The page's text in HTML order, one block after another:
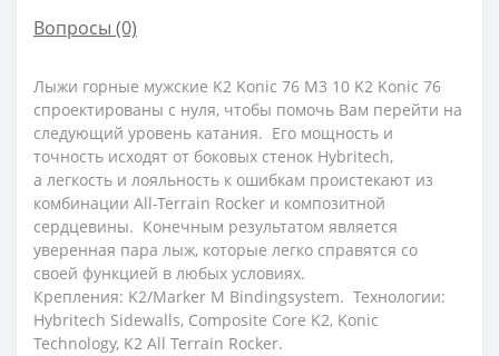
Вопросы (0)
Лыжи горные мужские K2 Konic 76 M3 10 K2 Konic 76
спроектированы с нуля, чтобы помочь Вам перейти на
следующий уровень катания. Его мощность и
точность исходят от боковых стенок Hybritech,
а легкость и лояльность к ошибкам проистекают из
комбинации All-Terrain Rocker и композитной
сердцевины. Конечным результатом является
уверенная пара лыж, которые легко справятся со
своей функцией в любых условиях.
Крепления: K2/Marker M Bindingsystem. Технологии:
Hybritech Sidewalls, Composite Core K2, Konic
Technology, K2 All Terrain Rocker.